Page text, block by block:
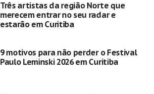
Três artistas da região Norte que
merecem entrar no seu radar e
estarão em Curitiba
9 motivos para não perder o Festival
Paulo Leminski 2026 em Curitiba